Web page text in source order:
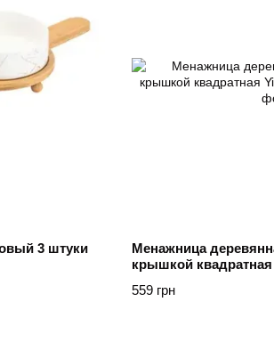
3 штуки
Менажница
крышкой
559 грн